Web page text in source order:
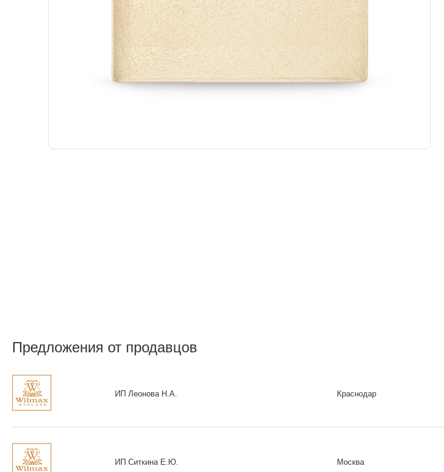
Предложения от продавцов
ИП Леонова Н.А. Краснодар
ИП Ситкина Е.Ю. Москва